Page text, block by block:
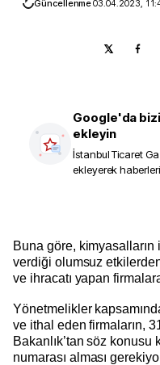
Güncellenme03.04.2023,
Google'da
ekleyin
İstanbul Ticaret
ekleyerek
Buna göre, kimyasalların insan sağlığına ve çevreye
verdiği olumsuz
ve ihracatı yapan
Yönetmelikler
ve ithal eden firmaların,
Bakanlık’tan söz konusu
numarası alması